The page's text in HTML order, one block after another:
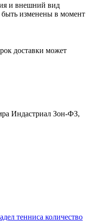
и внешний вид
изменены в момент
доставки может
Индастриал Зон-ФЗ,
тенниса количество